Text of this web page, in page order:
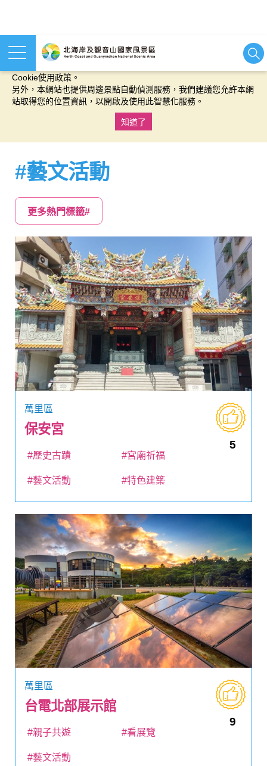
本網站使用cookies等相關技術以持續優化網站服務，並有助於為
Cookie使用政策。
另外，本網站也提供周邊景點自動偵測服務，我們建議您允許本網
站取得您的位置資訊，以開啟及使用此智慧化服務。
知道了
#藝文活動
更多熱門標籤#
萬里區
保安宮
5
#歷史古蹟 #宮廟祈福
#藝文活動 #特色建築
萬里區
台電北部展示館
9
#親子共遊 #看展覽
#藝文活動